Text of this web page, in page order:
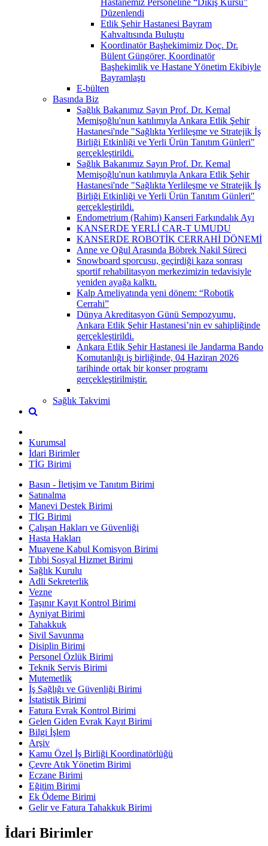
Düzenlendi
Etlik Şehir Hastanesi Bayram
Kahvaltısında Buluştu
Koordinatör Başhekimimiz Doç. Dr.
Bülent Güngörer, Koordinatör
Başhekimlik ve Hastane Yönetim Ekibiyle
Bayramlaştı
E-bülten
Basında Biz
Sağlık Bakanımız Sayın Prof. Dr. Kemal
Memişoğlu'nun katılımıyla Ankara Etlik Şehir
Hastanesi'nde "Sağlıkta Yerlileşme ve Stratejik İş
Birliği Etkinliği ve Yerli Ürün Tanıtım Günleri"
gerçekleştirildi.
Sağlık Bakanımız Sayın Prof. Dr. Kemal
Memişoğlu'nun katılımıyla Ankara Etlik Şehir
Hastanesi'nde "Sağlıkta Yerlileşme ve Stratejik İş
Birliği Etkinliği ve Yerli Ürün Tanıtım Günleri"
gerçekleştirildi.
Endometrium (Rahim) Kanseri Farkındalık Ayı
KANSERDE YERLİ CAR-T UMUDU
KANSERDE ROBOTİK CERRAHİ DÖNEMİ
Anne ve Oğul Arasında Böbrek Nakil Süreci
Snowboard sporcusu, geçirdiği kaza sonrası
sportif rehabilitasyon merkezimizin tedavisiyle
yeniden ayağa kalktı.
Kalp Ameliyatında yeni dönem: “Robotik
Cerrahi”
Dünya Akreditasyon Günü Sempozyumu,
Ankara Etlik Şehir Hastanesi’nin ev sahipliğinde
gerçekleştirildi.
Ankara Etlik Şehir Hastanesi ile Jandarma Bando
Komutanlığı iş birliğinde, 04 Haziran 2026
tarihinde ortak bir konser programı
gerçekleştirilmiştir.
Sağlık Takvimi
Kurumsal
İdari Birimler
TİG Birimi
Basın - İletişim ve Tanıtım Birimi
Satınalma
Manevi Destek Birimi
TİG Birimi
Çalışan Hakları ve Güvenliği
Hasta Hakları
Muayene Kabul Komisyon Birimi
Tıbbi Sosyal Hizmet Birimi
Sağlık Kurulu
Adli Sekreterlik
Vezne
Taşınır Kayıt Kontrol Birimi
Ayniyat Birimi
Tahakkuk
Sivil Savunma
Disiplin Birimi
Personel Özlük Birimi
Teknik Servis Birimi
Mutemetlik
İş Sağlığı ve Güvenliği Birimi
İstatistik Birimi
Fatura Evrak Kontrol Birimi
Gelen Giden Evrak Kayıt Birimi
Bilgi İşlem
Arşiv
Kamu Özel İş Birliği Koordinatörlüğü
Çevre Atık Yönetim Birimi
Eczane Birimi
Eğitim Birimi
Ek Ödeme Birimi
Gelir ve Fatura Tahakkuk Birimi
İdari Birimler